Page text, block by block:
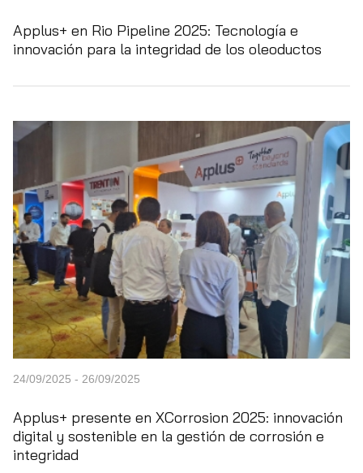
Applus+ en Rio Pipeline 2025: Tecnología e
innovación para la integridad de los oleoductos
24/09/2025 - 26/09/2025
Applus+ presente en XCorrosion 2025: innovación
digital y sostenible en la gestión de corrosión e
integridad